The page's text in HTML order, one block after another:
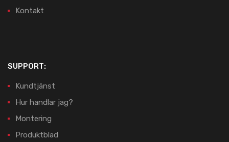
Kontakt
SUPPORT:
Kundtjänst
Hur handlar jag?
Montering
Produktblad